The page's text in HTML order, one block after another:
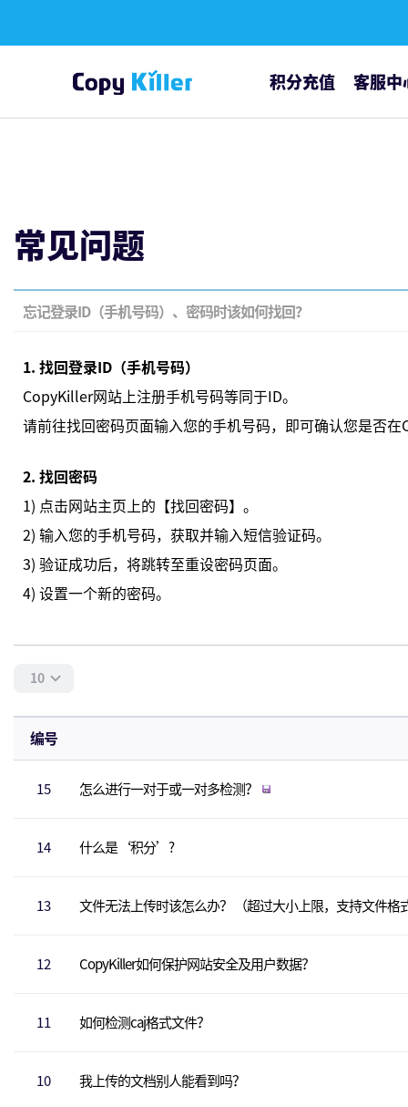
积分充值
客服中
通知公告
常见问题
忘记登录ID（手机号码）、密码时该如何找回？
10
编号
15 怎么进行一对于或一对多检测？
14 什么是‘积分’?
13 文件无法上传时该怎么办？ （超过大小上限，支持文件格
12 CopyKiller如何保护网站安全及用户数据？
11 如何检测caj格式文件？
10 我上传的文档别人能看到吗？